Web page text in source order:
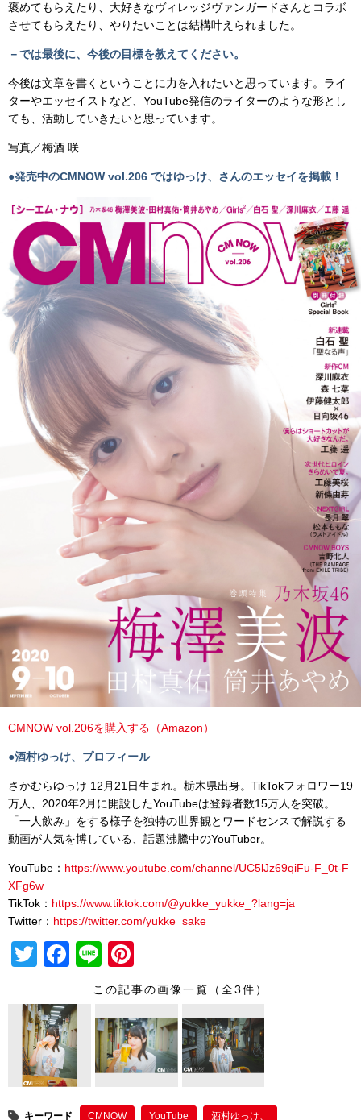
褒めてもらえたり、大好きなヴィレッジヴァンガードさんとコラボ
させてもらえたり、やりたいことは結構叶えられました。
－では最後に、今後の目標を教えてください。
今後は文章を書くということに力を入れたいと思っています。ライ
ターやエッセイストなど、YouTube発信のライターのような形とし
ても、活動していきたいと思っています。
写真／梅酒 咲
●発売中のCMNOW vol.206 ではゆっけ、さんのエッセイを掲載！
CMNOW vol.206を購入する（Amazon）
●酒村ゆっけ、プロフィール
さかむらゆっけ 12月21日生まれ。栃木県出身。TikTokフォロワー19
万人、2020年2月に開設したYouTubeは登録者数15万人を突破。
「一人飲み」をする様子を独特の世界観とワードセンスで解説する
動画が人気を博している、話題沸騰中のYouTuber。
YouTube： https://www.youtube.com/channel/UC5lJz69qiFu-F_0t-F
XFg6w
TikTok： https://www.tiktok.com/@yukke_yukke_?lang=ja
Twitter： https://twitter.com/yukke_sake
T
tt
er
F
c
e
b
o
o
Li
n
nt
e
st
この記事の画像一覧（全3件）
キーワード CMNOW YouTube 酒村ゆっけ、